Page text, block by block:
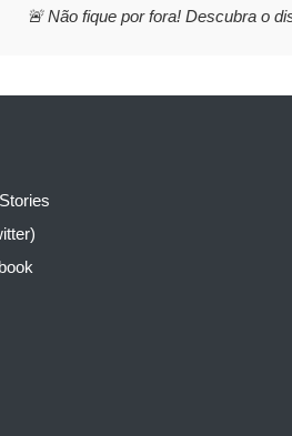
🚨 Não fique por fora! Descubra o